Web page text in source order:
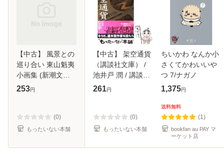
【中古】 風景との
巡り合い 東山魁夷
小画集 (新潮文庫) /
東山魁夷 / 新潮社
253円
(0)
もったいない本舗
【中古】 架空通貨
（講談社文庫） /
池井戸 潤 / 講談社
[文庫]【メール便送
261円
(0)
もったいない本舗
ちいかわ なんか小
さくてかわいいや
つ 7/ナガノ
1,375円
送料無料
(1)
bookfan au PAY マ
ーケット店